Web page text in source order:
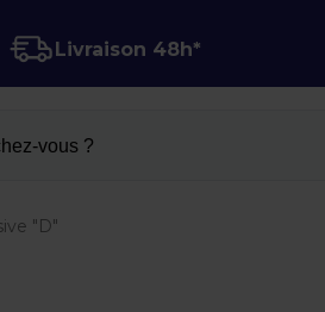
Livraison 48h*
vous ?
"D"